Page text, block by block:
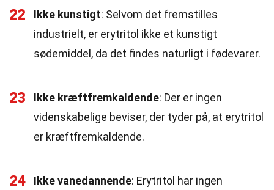
22 Ikke kunstigt: Selvom det fremstilles
industrielt, er erytritol ikke et kunstigt
sødemiddel, da det findes naturligt i fødevarer.
23 Ikke kræftfremkaldende: Der er ingen
videnskabelige beviser, der tyder på, at erytritol
er kræftfremkaldende.
24 Ikke vanedannende: Erytritol har ingen